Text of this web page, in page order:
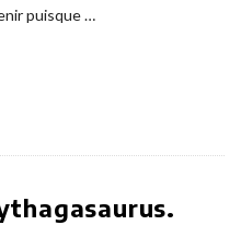
puisque…